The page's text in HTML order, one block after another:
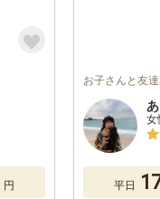
円
お子さんと友
女
平日